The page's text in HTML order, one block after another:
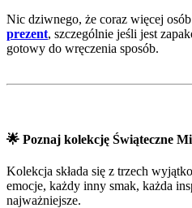
Nic dziwnego, że coraz więcej
prezent, szczególnie jeśli jest
gotowy do wręczenia sposób.
🌟 Poznaj kolekcję Świąteczne
Kolekcja składa się z trzech
emocje, każdy inny smak, każda
najważniejsze.